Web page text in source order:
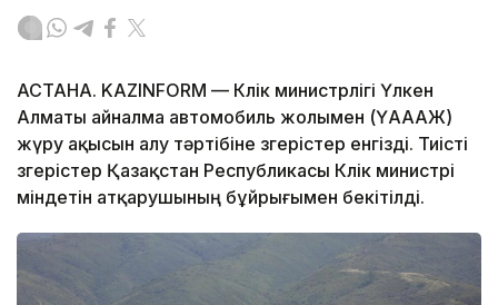
АСТАНА. KAZINFORM — Көлік министрлігі Үлкен
Алматы айналма автомобиль жолымен (ҮАААЖ)
жүру ақысын алу тәртібіне өзгерістер енгізді. Тиісті
өзгерістер Қазақстан Республикасы Көлік министрі
міндетін атқарушының бұйрығымен бекітілді.